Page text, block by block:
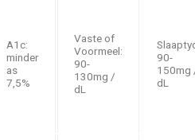
A1c:
minder
as
7,5%
Vaste of
Voormeel:
90-
130mg /
dL
90-
150mg
dL